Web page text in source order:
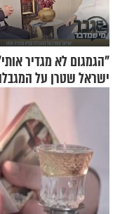
"הגמגום לא מגדיר
ישראל שטרן על